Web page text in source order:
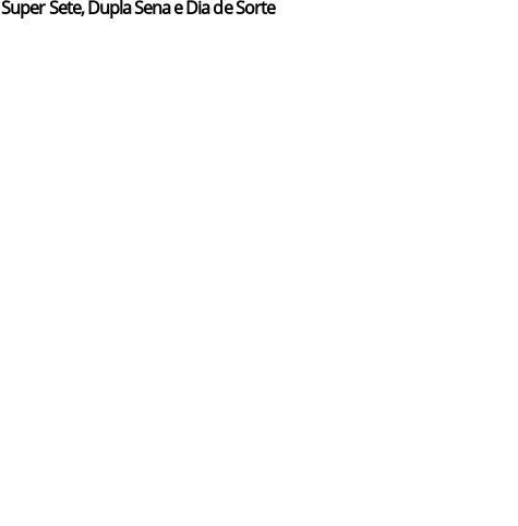
Super Sete, Dupla Sena e Dia de Sorte